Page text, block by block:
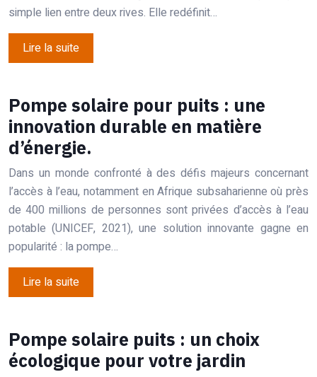
simple lien entre deux rives. Elle redéfinit…
Lire la suite
Pompe solaire pour puits : une
innovation durable en matière
d’énergie.
Dans un monde confronté à des défis majeurs concernant
l’accès à l’eau, notamment en Afrique subsaharienne où près
de 400 millions de personnes sont privées d’accès à l’eau
potable (UNICEF, 2021), une solution innovante gagne en
popularité : la pompe…
Lire la suite
Pompe solaire puits : un choix
écologique pour votre jardin